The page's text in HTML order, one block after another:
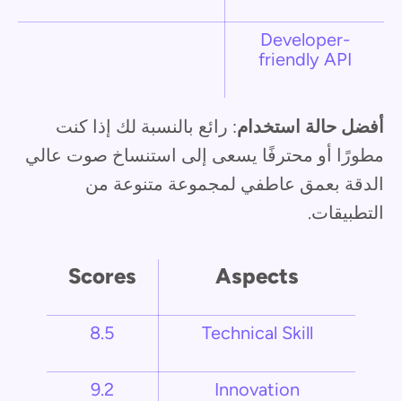
Developer-
friendly API
أفضل حالة استخدام: رائع بالنسبة لك إذا كنت
مطورًا أو محترفًا يسعى إلى استنساخ صوت عالي
الدقة بعمق عاطفي لمجموعة متنوعة من
التطبيقات.
Aspects
Scores
Technical Skill
8.5
Innovation
9.2